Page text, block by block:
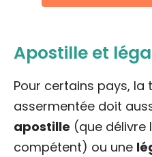
Apostille et
Pour certains pays, la
assermentée doit
apostille (que délivre
compétent) ou une